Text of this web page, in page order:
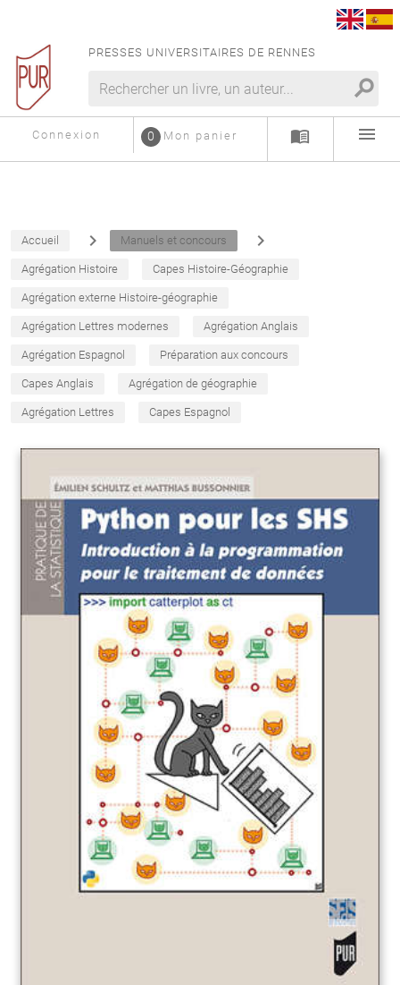
PRESSES UNIVERSITAIRES DE RENNES
search
Connexion Mon panier
0 menu_book menu
Accueil navigate_next Manuels et concours navigate_next
Agrégation Histoire Capes Histoire-Géographie
Agrégation externe Histoire-géographie
Agrégation Lettres modernes Agrégation Anglais
Agrégation Espagnol Préparation aux concours
Capes Anglais Agrégation de géographie
Agrégation Lettres Capes Espagnol